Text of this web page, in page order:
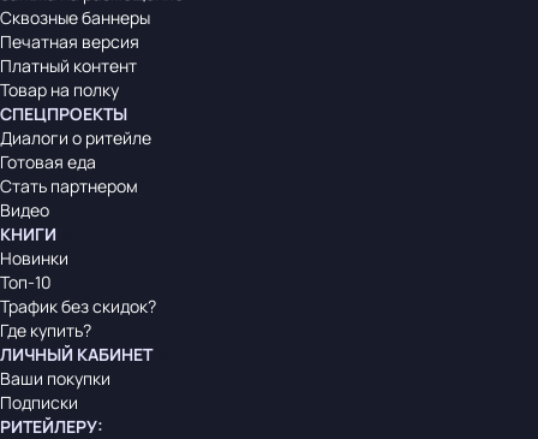
Сквозные баннеры
Печатная версия
Платный контент
Товар на полку
СПЕЦПРОЕКТЫ
Диалоги о ритейле
Готовая еда
Стать партнером
Видео
КНИГИ
Новинки
Топ-10
Трафик без скидок?
Где купить?
ЛИЧНЫЙ КАБИНЕТ
Ваши покупки
Подписки
РИТЕЙЛЕРУ: